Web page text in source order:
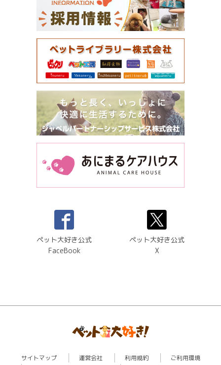
ペット大好き公式
FaceBook
ペット大好き公式
X
サイトマップ 運営会社 利用規約
ご利用環境